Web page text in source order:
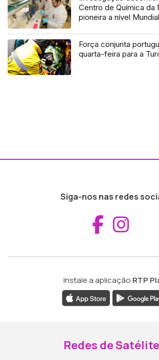
Centro de Química da
pioneira a nível Mundial
Força conjunta
quarta-feira para a
Siga-nos nas redes
Instale a aplicação RTP
Redes de